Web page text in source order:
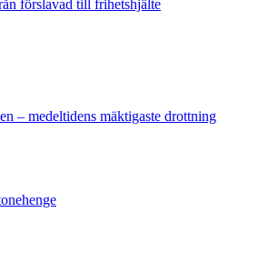
förslavad till frihetshjälte
– medeltidens mäktigaste drottning